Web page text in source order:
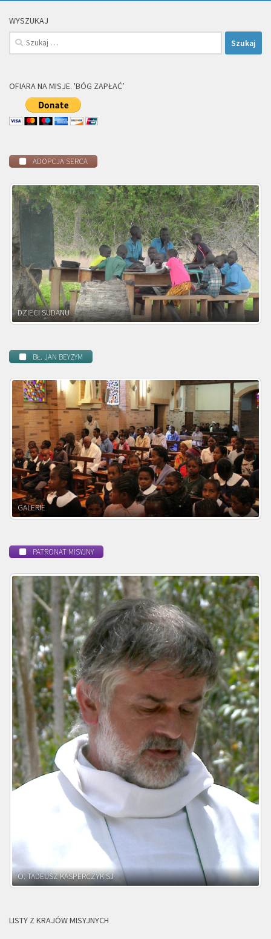
WYSZUKAJ
Szukaj:
OFIARA NA MISJE. 'BÓG ZAPŁAĆ’
ADOPCJA SERCA
DZIECI ZAMBII
BŁ. JAN BEYZYM
POWOŁANIE MISYJNE
PATRONAT MISYJNY
O. ADNRZEJ LEŚNIARA SJ
LISTY Z KRAJÓW MISYJNYCH